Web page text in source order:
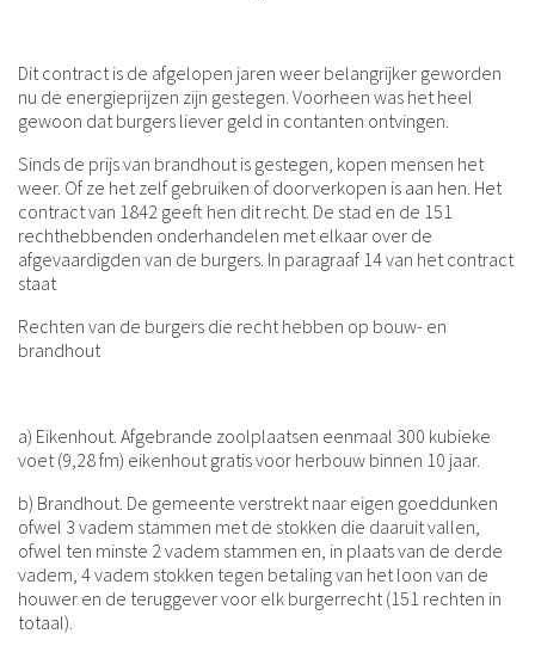
Dit contract is de afgelopen jaren weer belangrijker geworden
nu de energieprijzen zijn gestegen. Voorheen was het heel
gewoon dat burgers liever geld in contanten ontvingen.
Sinds de prijs van brandhout is gestegen, kopen mensen het
weer. Of ze het zelf gebruiken of doorverkopen is aan hen. Het
contract van 1842 geeft hen dit recht. De stad en de 151
rechthebbenden onderhandelen met elkaar over de
afgevaardigden van de burgers. In paragraaf 14 van het contract
staat
Rechten van de burgers die recht hebben op bouw- en
brandhout
a) Eikenhout. Afgebrande zoolplaatsen eenmaal 300 kubieke
voet (9,28 fm) eikenhout gratis voor herbouw binnen 10 jaar.
b) Brandhout. De gemeente verstrekt naar eigen goeddunken
ofwel 3 vadem stammen met de stokken die daaruit vallen,
ofwel ten minste 2 vadem stammen en, in plaats van de derde
vadem, 4 vadem stokken tegen betaling van het loon van de
houwer en de teruggever voor elk burgerrecht (151 rechten in
totaal).